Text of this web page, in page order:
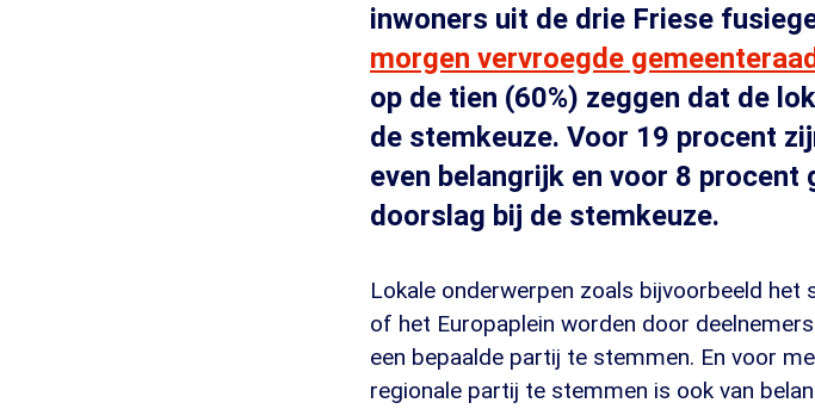
inwoners uit de drie Friese
morgen vervroegde
op de tien (60%) zeggen dat de
de stemkeuze. Voor 19 procent
even belangrijk en voor 8
doorslag bij de stemkeuze.
Lokale onderwerpen zoals bijvoorbeeld
of het Europaplein worden door
een bepaalde partij te stemmen. En voor
regionale partij te stemmen is ook van